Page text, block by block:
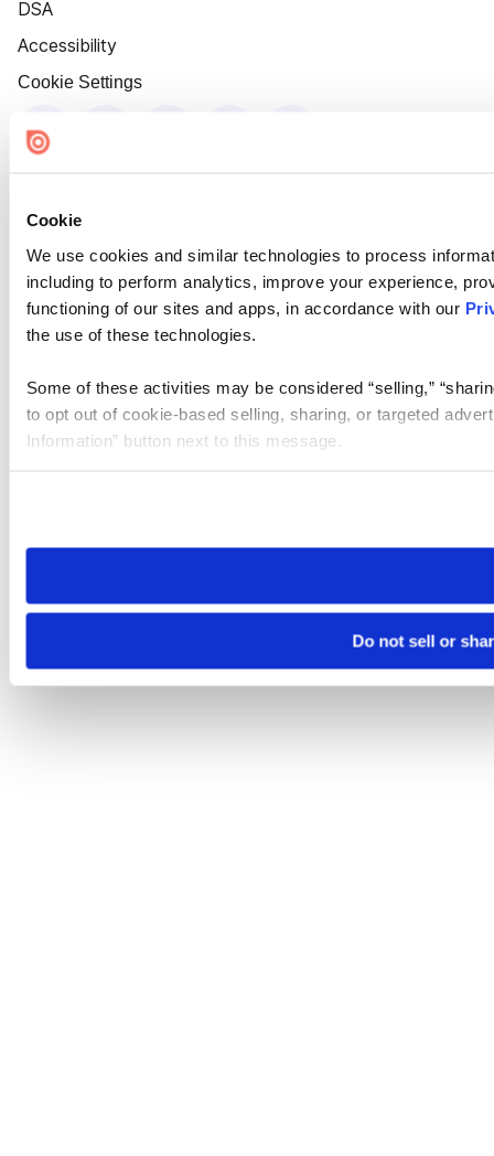
Cookie
We use cookies and similar technologies to process
including to perform analytics, improve your experience,
functioning of our sites and apps, in accordance with our
the use of these technologies.
Some of these activities may be considered “selling,”
to opt out of cookie-based selling, sharing, or targeted
Information” button next to this message.
need to be set again.
Do not sell or
DSA
Accessibility
Cookie Settings